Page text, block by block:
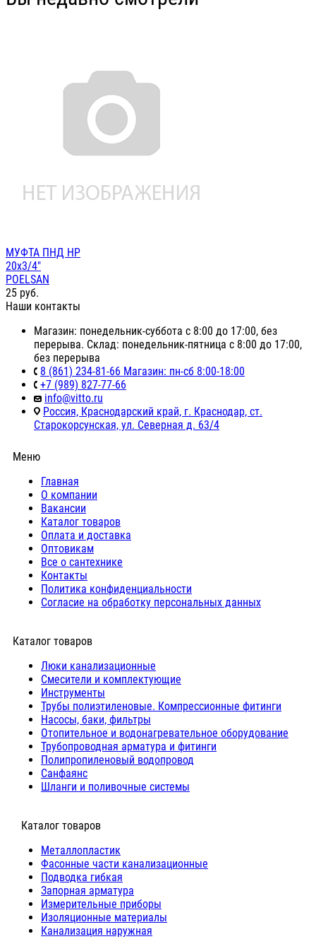
МУФТА ПНД НР
20х3/4"
POELSAN
25 руб.
Наши контакты
Магазин: понедельник-суббота с 8:00 до 17:00, без
перерыва. Склад: понедельник-пятница с 8:00 до 17:00,
без перерыва
8 (861) 234-81-66 Магазин: пн-сб 8:00-18:00
+7 (989) 827-77-66
info@vitto.ru
Россия, Краснодарский край, г. Краснодар, ст.
Старокорсунская, ул. Северная д. 63/4
Меню
Главная
О компании
Вакансии
Каталог товаров
Оплата и доставка
Оптовикам
Все о сантехнике
Контакты
Политика конфиденциальности
Согласие на обработку персональных данных
Каталог товаров
Люки канализационные
Cмесители и комплектующие
Инструменты
Трубы полиэтиленовые. Компрессионные фитинги
Насосы, баки, фильтры
Отопительное и водонагревательное оборудование
Трубопроводная арматура и фитинги
Полипропиленовый водопровод
Санфаянс
Шланги и поливочные системы
⠀Каталог товаров
Металлопластик
Фасонные части канализационные
Подводка гибкая
Запорная арматура
Измерительные приборы
Изоляционные материалы
Канализация наружная